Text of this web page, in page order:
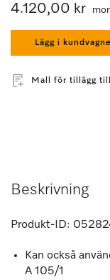
4.120,00 kr
Lägg i
Mall för tillägg
Beskrivning
Produkt-ID:
Kan också
A 105/1